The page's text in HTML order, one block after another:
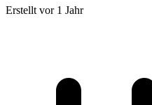
Erstellt vor 1 Jahr